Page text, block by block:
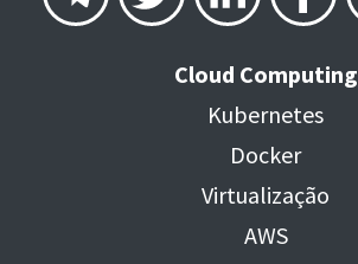
Cloud Computing
Kubernetes
Docker
Virtualização
AWS